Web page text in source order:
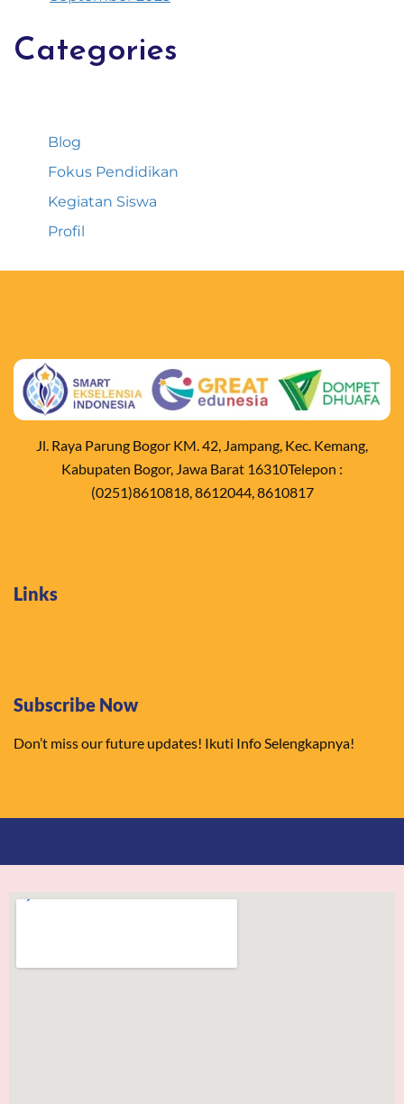
Categories
Blog
Fokus Pendidikan
Kegiatan Siswa
Profil
Jl. Raya Parung Bogor KM. 42, Jampang, Kec. Kemang,
Kabupaten Bogor, Jawa Barat 16310Telepon :
(0251)8610818, 8612044, 8610817
Links
Subscribe Now
Don’t miss our future updates! Ikuti Info Selengkapnya!